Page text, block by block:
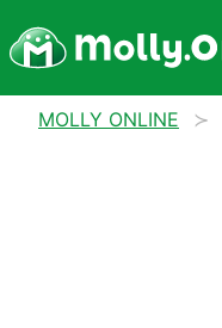
MOLLY ONLINE